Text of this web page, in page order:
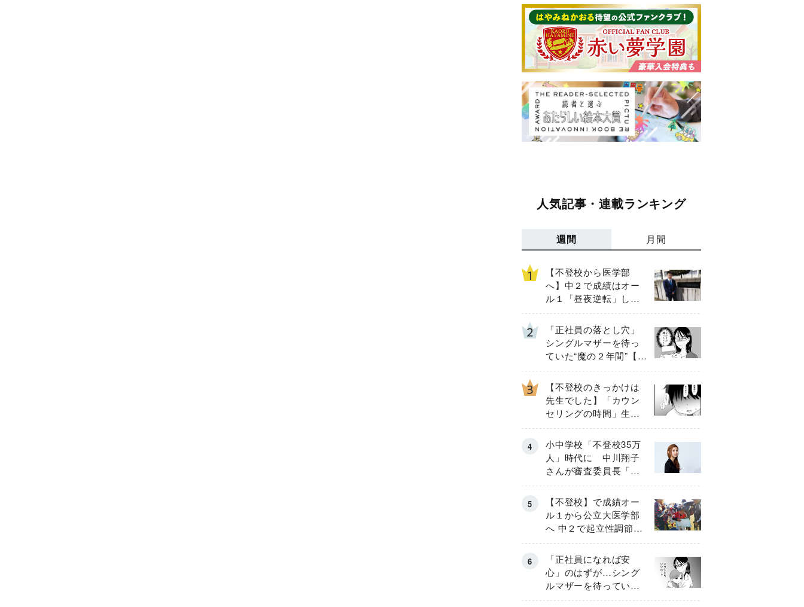
人気記事・連載ランキング
週間 月間
【不登校から医学部
へ】中２で成績はオー
ル１「昼夜逆転」した
わが子を”夜遊び”に連れ
出した母の気づき
「正社員の落とし穴」
シングルマザーを待っ
ていた“魔の２年間”【後
編】
【不登校のきっかけは
先生でした】「カウン
セリングの時間」生徒
の情報をバラしたの
は…《第２話》
小中学校「不登校35万
人」時代に 中川翔子
さんが審査委員長「不
登校生動画甲子園
2026」が開催
【不登校】で成績オー
ル１から公立大医学部
へ 中２で起立性調節障
害「治るまで３年」の
診断 そのとき母は
「正社員になれば安
心」のはずが…シング
ルマザーを待ってい
た“魔の２年間”【前編】